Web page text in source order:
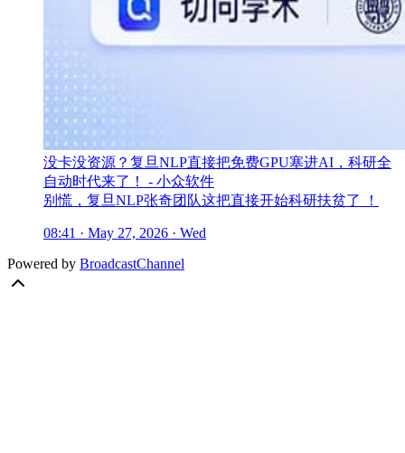
没卡没资源？复旦NLP直接把免费GPU塞进AI，科研全
自动时代来了！ - 小众软件
别慌，复旦NLP张奇团队这把直接开始科研扶贫了 ！
08:41 · May 27, 2026 · Wed
Powered by BroadcastChannel